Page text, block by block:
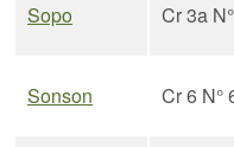
Sopo Cr 3a
Sonson Cr 6 N°